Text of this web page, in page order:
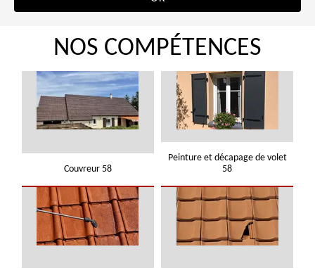
NOS COMPÉTENCES
Couvreur 58
Peinture et décapage de volet
58